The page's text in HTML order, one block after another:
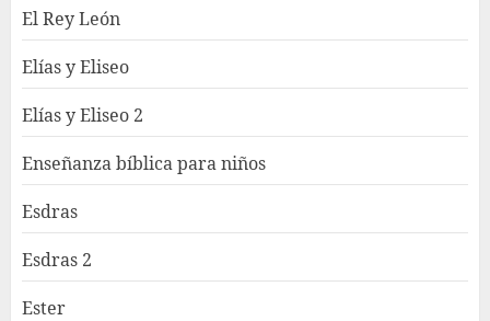
El Rey León
Elías y Eliseo
Elías y Eliseo 2
Enseñanza bíblica para niños
Esdras
Esdras 2
Ester